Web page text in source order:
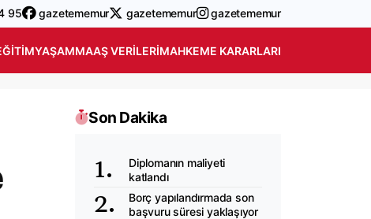
95 gazetememur gazetememur gazetememur
YAŞAMMAAŞ VERILERIMAHKEME KARARLARI
Son Dakika
Diplomanın maliyeti
katlandı
Borç yapılandırmada son
başvuru süresi yaklaşıyor